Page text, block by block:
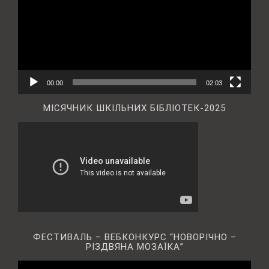
00:00 02:03
МІСЯЧНИК ШКІЛЬНИХ БІБЛІОТЕК-2025
ФЕСТИВАЛЬ – ВЕБКОНКУРС “НОВОРІЧНО –
РІЗДВЯНА МОЗАЇКА”